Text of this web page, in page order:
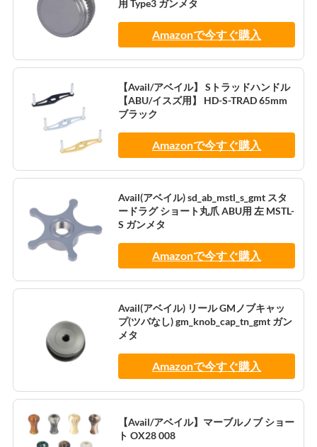
用 Type3 ガンメタ
Amazonで今すぐ購入
【Avail/アベイル】 Sトラッドハンドル
【ABU/イスズ用】 HD-S-TRAD 65mm
ブラック
Amazonで今すぐ購入
Avail(アベイル) sd_ab_mstl_s_gmt スタ
ードラグ ショート丸爪 ABU用 左 MSTL-
S ガンメタ
Amazonで今すぐ購入
Avail(アベイル) リール GMノブキャッ
プ(ツバなし) gm_knob_cap_tn_gmt ガン
メタ
Amazonで今すぐ購入
【Avail/アベイル】マーブルノブ ショー
ト OX28 008